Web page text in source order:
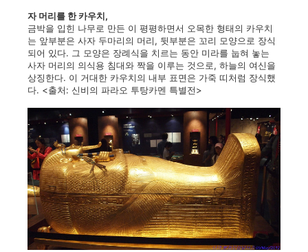
자 머리를 한 카우치,
금박을 입힌 나무로 만든 이 평평하면서 오목한 형태의 카우치
는 앞부분은 사자 두마리의 머리, 뒷부분은 꼬리 모양으로 장식
되어 있다. 그 모양은 장례식을 치르는 동안 미라를 눕혀 놓는
사자 머리의 의식용 침대와 짝을 이루는 것으로, 하늘의 여신을
상징한다. 이 거대한 카우치의 내부 표면은 가죽 띠처럼 장식했
다. <출처: 신비의 파라오 투탕카멘 특별전>